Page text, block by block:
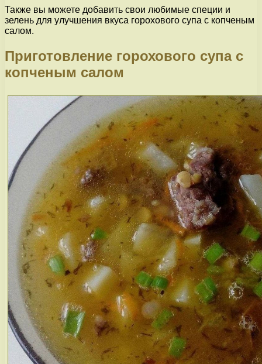
Также вы можете добавить свои любимые специи и
зелень для улучшения вкуса горохового супа с копченым
салом.
Приготовление горохового супа с
копченым салом